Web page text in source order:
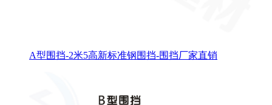
A型围挡-2米5高新标准钢围挡-围挡厂家直销